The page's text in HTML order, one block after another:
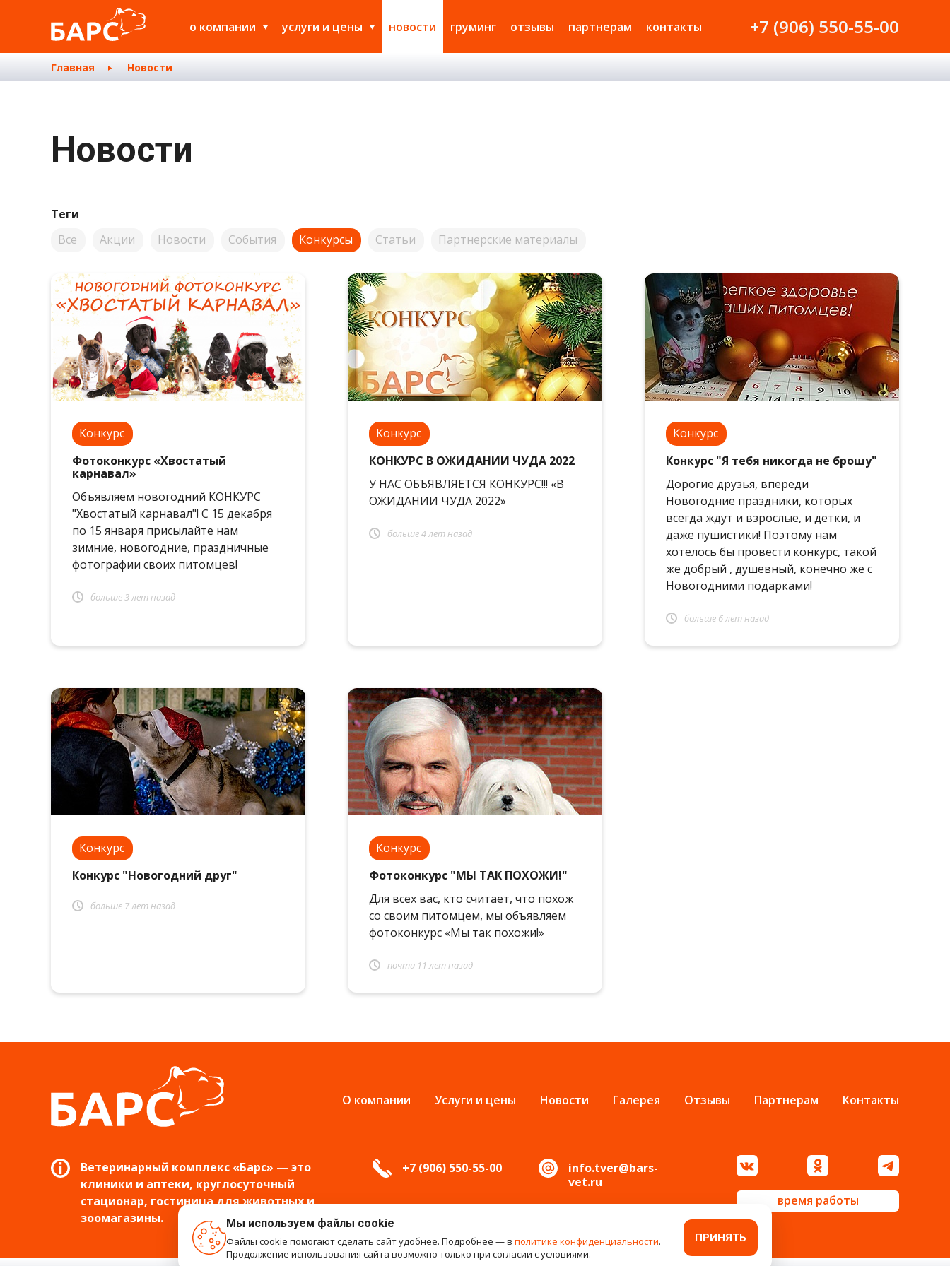
о компании услуги и цены новости груминг отзывы партнерам контакты +7 (906) 550-55-00
Главная Новости
Новости
Теги
Все
Акции Новости События Конкурсы Статьи Партнерские материалы
Конкурс
Фотоконкурс «Хвостатый
карнавал»
Объявляем новогодний КОНКУРС
"Хвостатый карнавал"! С 15 декабря
по 15 января присылайте нам
зимние, новогодние, праздничные
фотографии своих питомцев!
больше 3 лет назад
Конкурс
КОНКУРС В ОЖИДАНИИ ЧУДА 2022
У НАС ОБЪЯВЛЯЕТСЯ КОНКУРС!!! «В
ОЖИДАНИИ ЧУДА 2022»
больше 4 лет назад
Конкурс
Конкурс "Я тебя никогда не брошу"
Дорогие друзья, впереди
Новогодние праздники, которых
всегда ждут и взрослые, и детки, и
даже пушистики! Поэтому нам
хотелось бы провести конкурс, такой
же добрый , душевный, конечно же с
Новогодними подарками!
больше 6 лет назад
Конкурс
Конкурс "Новогодний друг"
больше 7 лет назад
Конкурс
Фотоконкурс "МЫ ТАК ПОХОЖИ!"
Для всех вас, кто считает, что похож
со своим питомцем, мы объявляем
фотоконкурс «Мы так похожи!»
почти 11 лет назад
О компании Услуги и цены Новости Галерея Отзывы Партнерам Контакты
Ветеринарный комплекс «Барс» — это
клиники и аптеки, круглосуточный
стационар, гостиница для животных и
зоомагазины.
+7 (906) 550-55-00
info.tver@bars-
vet.ru
время работы
Мы используем файлы cookie
Файлы cookie помогают сделать сайт удобнее. Подробнее — в политике конфиденциальности.
Продолжение использования сайта возможно только при согласии с условиями.
ПРИНЯТЬ